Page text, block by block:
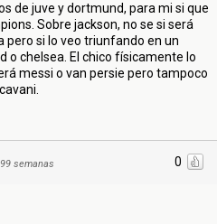
de juve y dortmund, para mi si que
Sobre jackson, no se si será
pero si lo veo triunfando en un
o chelsea. El chico físicamente lo
messi o van persie pero tampoco
0
semanas